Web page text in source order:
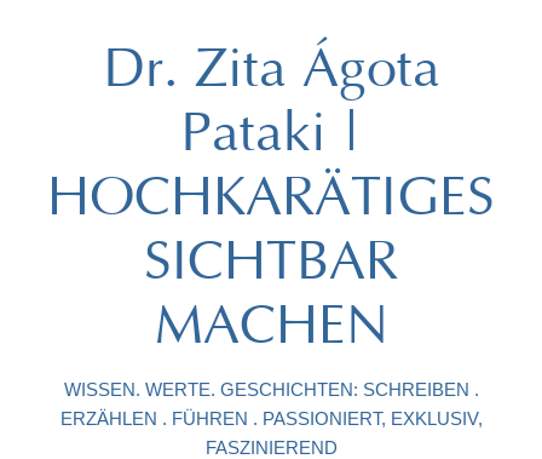
Dr. Zita Ágota
Pataki |
HOCHKARÄTIGES
SICHTBAR
MACHEN
WISSEN. WERTE. GESCHICHTEN: SCHREIBEN .
ERZÄHLEN . FÜHREN . PASSIONIERT, EXKLUSIV,
FASZINIEREND